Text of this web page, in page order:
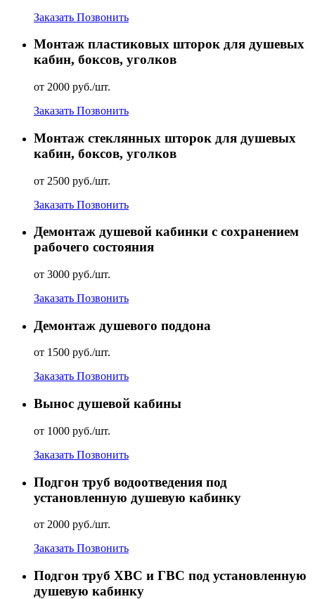
Заказать Позвонить
Монтаж пластиковых шторок для душевых
кабин, боксов, уголков
от 2000 руб./шт.
Заказать Позвонить
Монтаж стеклянных шторок для душевых
кабин, боксов, уголков
от 2500 руб./шт.
Заказать Позвонить
Демонтаж душевой кабинки с сохранением
рабочего состояния
от 3000 руб./шт.
Заказать Позвонить
Демонтаж душевого поддона
от 1500 руб./шт.
Заказать Позвонить
Вынос душевой кабины
от 1000 руб./шт.
Заказать Позвонить
Подгон труб водоотведения под
установленную душевую кабинку
от 2000 руб./шт.
Заказать Позвонить
Подгон труб ХВС и ГВС под установленную
душевую кабинку